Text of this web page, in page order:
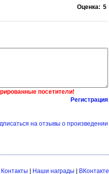
Оценка: 5
посетители!
Регистрация
на отзывы о произведении
Контакты | Наши награды | ВКонтакте